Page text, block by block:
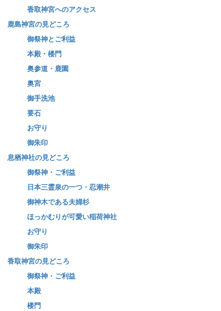
香取神宮へのアクセス
鹿島神宮の見どころ
御祭神とご利益
本殿・楼門
奥参道・鹿園
奥宮
御手洗池
要石
お守り
御朱印
息栖神社の見どころ
御祭神・ご利益
日本三霊泉の一つ・忍潮井
御神木である夫婦杉
ほっかむりが可愛い稲荷神社
お守り
御朱印
香取神宮の見どころ
御祭神・ご利益
本殿
楼門